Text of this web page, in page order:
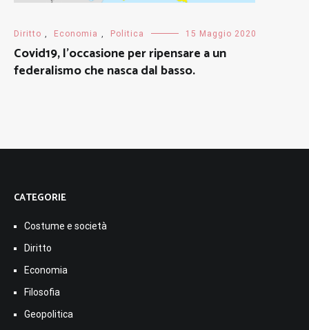
Diritto , Economia , Politica 15 Maggio 2020
Covid19, l’occasione per ripensare a un
federalismo che nasca dal basso.
CATEGORIE
Costume e società
Diritto
Economia
Filosofia
Geopolitica